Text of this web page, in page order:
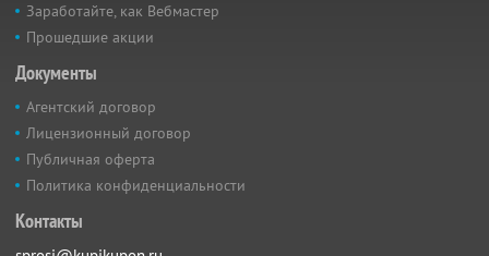
Заработайте, как Вебмастер
Прошедшие акции
Документы
Агентский договор
Лицензионный договор
Публичная оферта
Политика конфиденциальности
Контакты